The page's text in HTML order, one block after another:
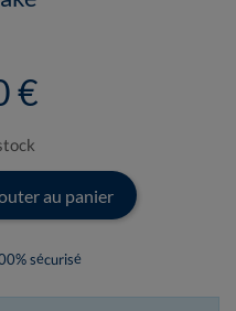
€
au panier
sécurisé